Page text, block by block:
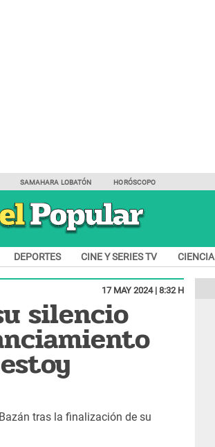
SAMAHARA LOBATÓN HORÓSCOPO
DEPORTES CINE Y SERIES TV CIENCIA
17 MAY 2024 | 8:32 H
silencio
tras la finalización de su